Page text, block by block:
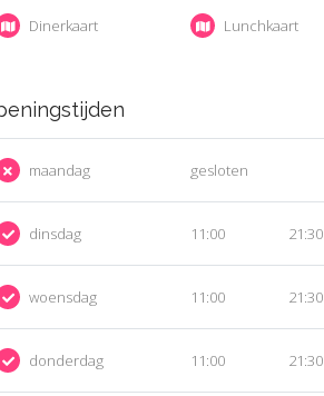
Dinerkaart Lunchkaart
maandag gesloten
dinsdag 11:00 21:30
woensdag 11:00 21:30
donderdag 11:00 21:30